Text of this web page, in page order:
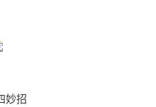
妙招